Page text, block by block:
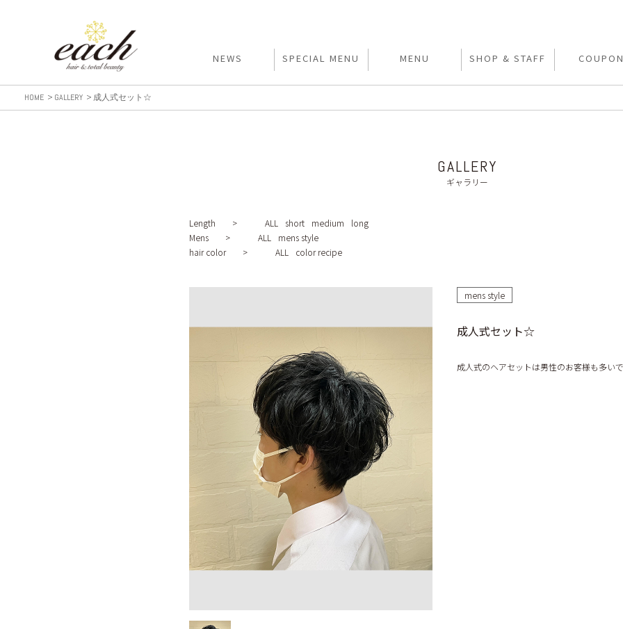
NEWS SPECIAL MENU MENU SHOP & STAFF COUPON
HOME GALLERY 成人式セット☆
GALLERY
ギャラリー
Length > ALL short medium
long
Mens >
ALL
mens style
hair color >
ALL color recipe
mens style
成人式セット☆
成人式のヘアセットは男性のお客様も多い